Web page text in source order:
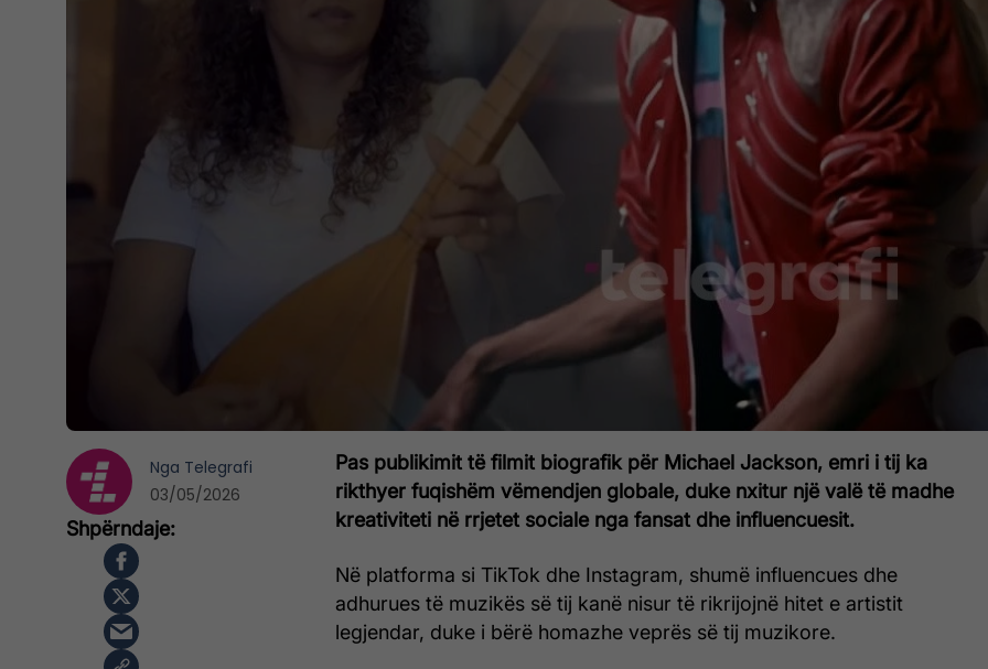
Pas publikimit të filmit biografik për Michael Jackson, emri i tij ka
rikthyer fuqishëm vëmendjen globale, duke nxitur një valë të madhe
kreativiteti në rrjetet sociale nga fansat dhe influencuesit.
Në platforma si TikTok dhe Instagram, shumë influencues dhe
adhurues të muzikës së tij kanë nisur të rikrijojnë hitet e artistit
legjendar, duke i bërë homazhe veprës së tij muzikore.
Nga Telegrafi
03/05/2026